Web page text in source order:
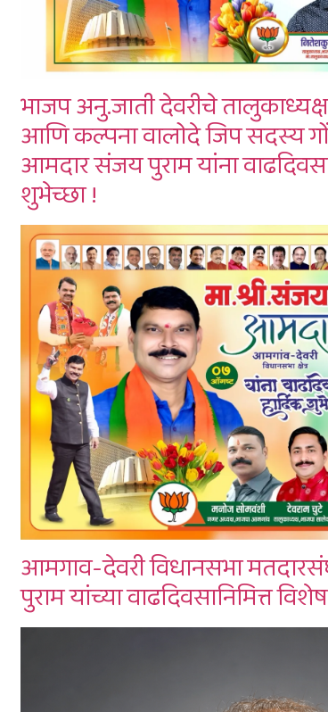
भाजप अनु.जाती देवरीचे
आणि कल्पना वालोदे जिप सदस्य
आमदार संजय पुराम यांना
शुभेच्छा !
आमगाव-देवरी विधानसभा
पुराम यांच्या वाढदिवसानिमित्त